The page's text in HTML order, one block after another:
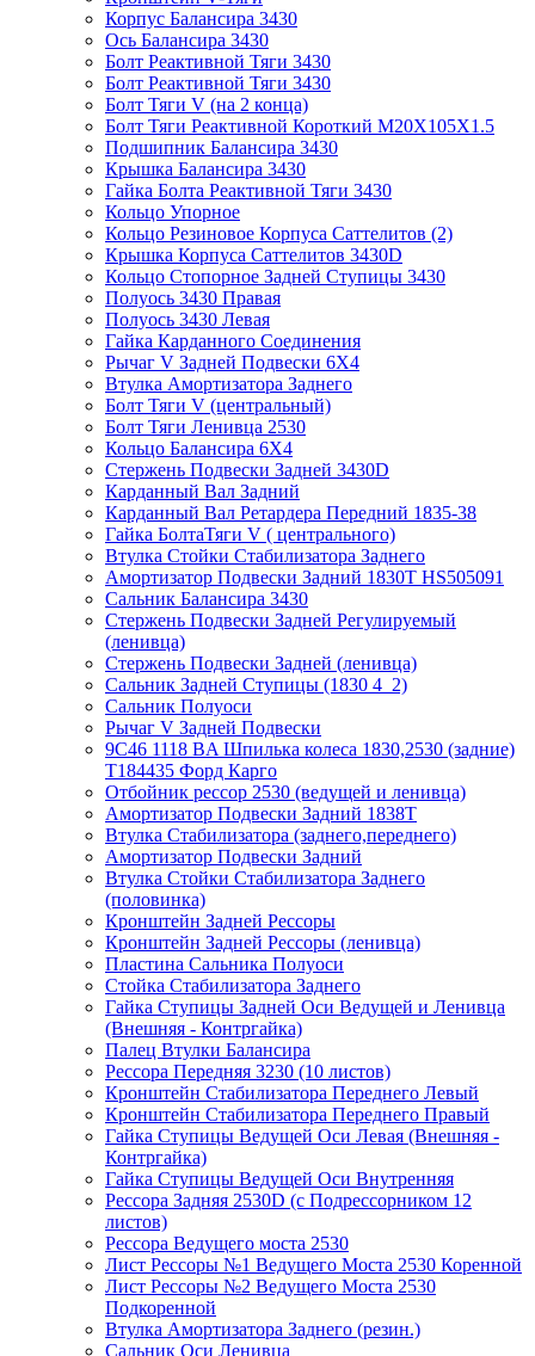
Корпус Балансира 3430
Ось Балансира 3430
Болт Реактивной Тяги 3430
Болт Реактивной Тяги 3430
Болт Тяги V (на 2 конца)
Болт Тяги Реактивной Короткий M20X105X1.5
Подшипник Балансира 3430
Крышка Балансира 3430
Гайка Болта Реактивной Тяги 3430
Кольцо Упорное
Кольцо Резиновое Корпуса Саттелитов (2)
Крышка Корпуса Саттелитов 3430D
Кольцо Стопорное Задней Ступицы 3430
Полуось 3430 Правая
Полуось 3430 Левая
Гайка Карданного Соединения
Рычаг V Задней Подвески 6X4
Втулка Амортизатора Заднего
Болт Тяги V (центральный)
Болт Тяги Ленивца 2530
Кольцо Балансира 6X4
Стержень Подвески Задней 3430D
Карданный Вал Задний
Карданный Вал Ретардера Передний 1835-38
Гайка БолтаТяги V ( центрального)
Втулка Стойки Стабилизатора Заднего
Амортизатор Подвески Задний 1830Т HS505091
Сальник Балансира 3430
Стержень Подвески Задней Регулируемый
(ленивца)
Стержень Подвески Задней (ленивца)
Сальник Задней Ступицы (1830 4_2)
Сальник Полуоси
Рычаг V Задней Подвески
9C46 1118 BA Шпилька колеса 1830,2530 (задние)
T184435 Форд Карго
Отбойник рессор 2530 (ведущей и ленивца)
Амортизатор Подвески Задний 1838Т
Втулка Стабилизатора (заднего,переднего)
Амортизатор Подвески Задний
Втулка Стойки Стабилизатора Заднего
(половинка)
Кронштейн Задней Рессоры
Кронштейн Задней Рессоры (ленивца)
Пластина Сальника Полуоси
Стойка Стабилизатора Заднего
Гайка Ступицы Задней Оси Ведущей и Ленивца
(Внешняя - Контргайка)
Палец Втулки Балансира
Рессора Передняя 3230 (10 листов)
Кронштейн Стабилизатора Переднего Левый
Кронштейн Стабилизатора Переднего Правый
Гайка Ступицы Ведущей Оси Левая (Внешняя -
Контргайка)
Гайка Ступицы Ведущей Оси Внутренняя
Рессора Задняя 2530D (с Подрессорником 12
листов)
Рессора Ведущего моста 2530
Лист Рессоры №1 Ведущего Моста 2530 Коренной
Лист Рессоры №2 Ведущего Моста 2530
Подкоренной
Втулка Амортизатора Заднего (резин.)
Сальник Оси Ленивца